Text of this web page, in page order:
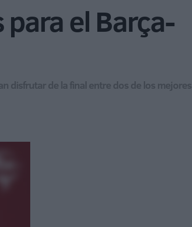
para el Barça-
disfrutar de la final entre dos de los mejores